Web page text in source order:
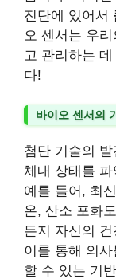
진단에 있어서
오 센서는 우
고 관리하는 데
다!
바이오 센서의
첨단 기술의
체내 상태를
예를 들어, 최
온, 산소 포화
든지 자신의
이를 통해 의사
할 수 있는 기